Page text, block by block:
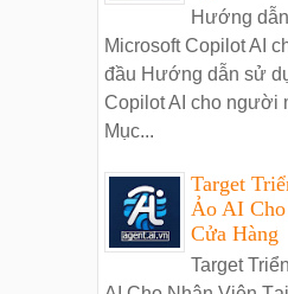
Hướng
Microsoft Copilot AI
đầu Hướng dẫn sử
Copilot AI cho người
Mục...
Target
Ảo AI
Cửa Hàng
Target